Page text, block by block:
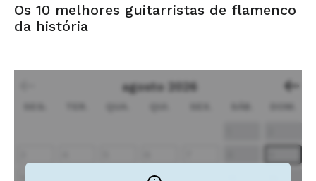
Os 10 melhores guitarristas de flamenco
da história